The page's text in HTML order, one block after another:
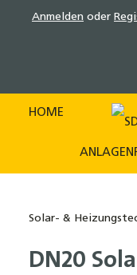
Zur
Anmelden oder
HOME
Solar- &
DN20